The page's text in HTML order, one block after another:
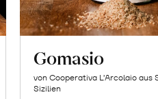
Gomasio
von Cooperativa L’Arcolaio aus
Sizilien